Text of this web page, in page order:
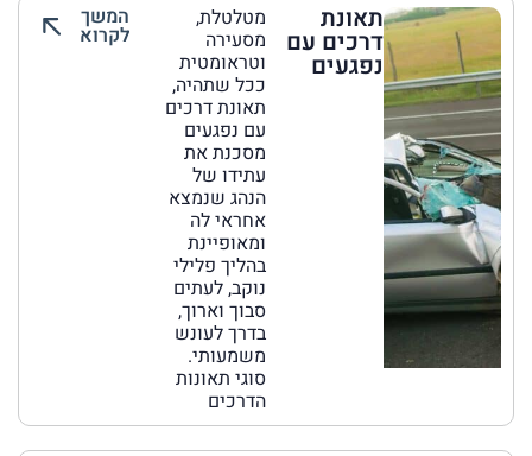
תאונת
דרכים עם
נפגעים
מטלטלת,
מסעירה
וטראומטית
ככל שתהיה,
תאונת דרכים
עם נפגעים
מסכנת את
עתידו של
הנהג שנמצא
אחראי לה
ומאופיינת
בהליך פלילי
נוקב, לעתים
סבוך וארוך,
בדרך לעונש
משמעותי.
סוגי תאונות
הדרכים
המשך
לקרוא